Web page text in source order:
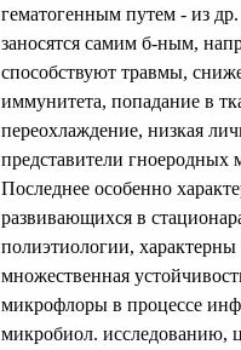
гематогенным путем - из
заносятся самим б-ным,
способствуют травмы,
иммунитета, попадание в
переохлаждение, низкая
представители
Последнее особенно
развивающихся в
полиэтиологии, характерны
множественная
микрофлоры в процессе
микробиол. исследованию,